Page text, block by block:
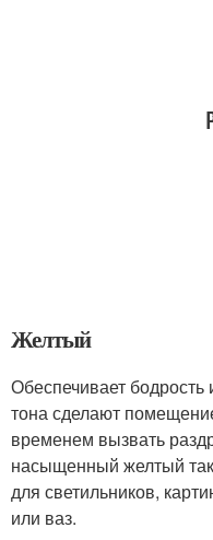
Желтый
Обеспечивает
тона сделают
временем вызвать
насыщенный желтый
для светильников,
или ваз.